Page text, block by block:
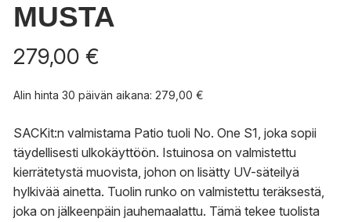
MUSTA
279,00 €
Alin hinta 30 päivän aikana: 279,00 €
SACKit:n valmistama Patio tuoli No. One S1, joka sopii
täydellisesti ulkokäyttöön. Istuinosa on valmistettu
kierrätetystä muovista, johon on lisätty UV-säteilyä
hylkivää ainetta. Tuolin runko on valmistettu teräksestä,
joka on jälkeenpäin jauhemaalattu. Tämä tekee tuolista